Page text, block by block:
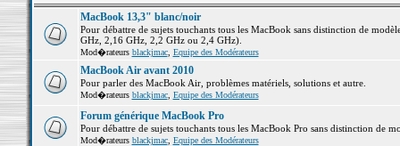
MacBook 13,3" blanc/noir
Pour débattre de sujets touchants tous les MacBook sans distinction de
GHz, 2,16 GHz, 2,2 GHz ou 2,4 GHz).
Mod�rateurs blackjmac, Equipe des Modérateurs
MacBook Air avant 2010
Pour parler des MacBook Air, problèmes matériels, solutions et autre.
Mod�rateurs blackjmac, Equipe des Modérateurs
Forum générique MacBook Pro
Pour débattre de sujets touchants tous les MacBook Pro sans distinction de
Mod�rateurs blackjmac, Equipe des Modérateurs